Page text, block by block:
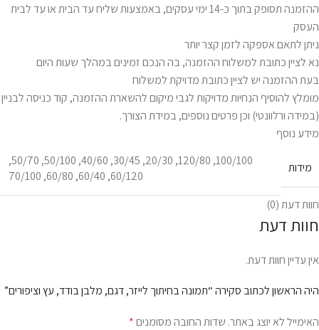
ההזמנה תסופק בתוך כ-14 ימי עסקים, באמצעות שליח עד הבית או עד לבית
העסק
ניתן לתאם אספקה לזמן קצר יותר
נא לציין כתובת למשלוח ההזמנה, בה הנכם זמינים במהלך שעות היום
בעת ההזמנה יש לציין כתובת מדויקת למשלוח
מומלץ להוסיף הנחיות מדויקות לגבי מיקום להשארת ההזמנה, קוד כניסה לבניין
(במידה ורלוונטי) וכן פרטים נוספים, במידת הצורך.
מידע נוסף
מידות 100/100
,
120/80
,
20/30
,
30/45
,
40/60
,
50/100
,
50/70
,
60/120
,
60/40
,
60/80
,
70/100
חוות דעת (0)
חוות דעת
אין עדיין חוות דעת.
היה הראשון לכתוב סקירה “תמונה בחיתוך לייזר, דגם, מלבן בודד, עץ וציפורים”
האימייל לא יוצג באתר. שדות החובה מסומנים*